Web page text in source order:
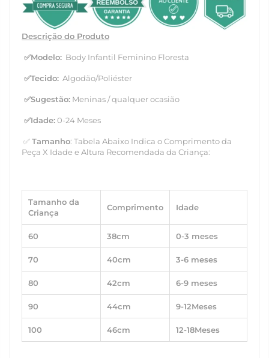
Descrição do Produto
✅Modelo: Body Infantil Feminino Floresta
✅Tecido: Algodão/Poliéster
✅Sugestão: Meninas / qualquer ocasião
✅Idade:0-24 Meses
✅Tamanho: Tabela Abaixo Indica o Comprimento da
Peça X Idade e Altura Recomendada da Criança:
Tamanho da
Criança
Comprimento Idade
60 38cm 0-3 meses
70 40cm 3-6 meses
80 42cm 6-9 meses
90 44cm 9-12Meses
100 46cm 12-18Meses